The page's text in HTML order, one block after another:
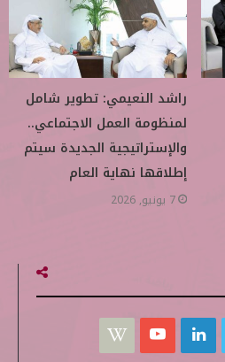
راشد النعيمي: تطوير شامل
لمنظومة العمل الاجتماعي..
والإستراتيجية الجديدة سيتم
إطلاقها نهاية العام
7 يونيو, 2026